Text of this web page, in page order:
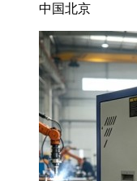
中国北京